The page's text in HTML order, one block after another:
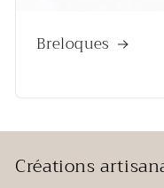
Breloques
Créations